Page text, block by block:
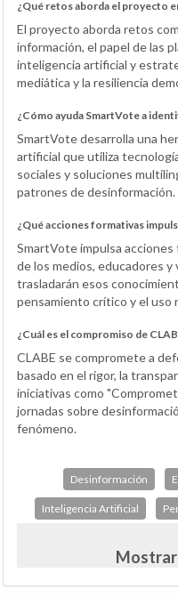
¿Qué retos aborda el proyecto
El proyecto aborda retos
información, el papel de las
inteligencia artificial y
mediática y la resiliencia
¿Cómo ayuda SmartVote a
SmartVote desarrolla una
artificial que utiliza
sociales y soluciones
patrones de desinformación.
¿Qué acciones formativas
SmartVote impulsa
de los medios, educadores
trasladarán esos
pensamiento crítico y el uso
¿Cuál es el compromiso de
CLABE se compromete a
basado en el rigor, la
iniciativas como
jornadas sobre
fenómeno.
Desinformación
Inteligencia Artificial
Mostrar